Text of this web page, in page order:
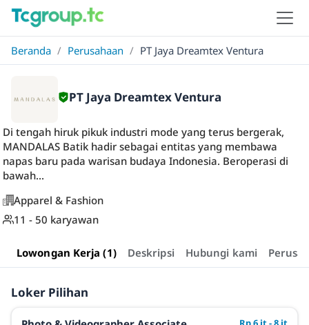
Beranda / Perusahaan / PT Jaya Dreamtex Ventura
PT Jaya Dreamtex Ventura
Di tengah hiruk pikuk industri mode yang terus bergerak,
MANDALAS Batik hadir sebagai entitas yang membawa
napas baru pada warisan budaya Indonesia. Beroperasi di
bawah...
Apparel & Fashion
11 - 50 karyawan
Lowongan Kerja (1) Deskripsi Hubungi kami
Loker Pilihan